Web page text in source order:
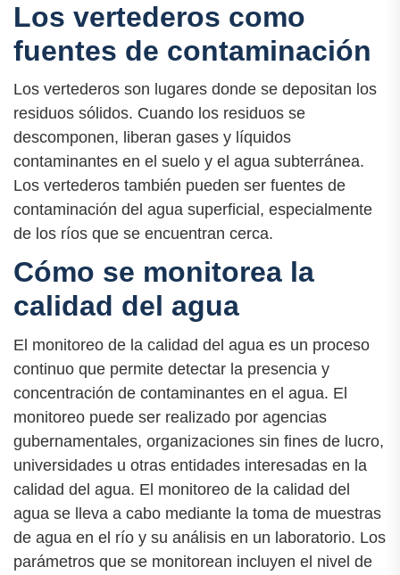
Los vertederos como
fuentes de contaminación
Los vertederos son lugares donde se depositan los
residuos sólidos. Cuando los residuos se
descomponen, liberan gases y líquidos
contaminantes en el suelo y el agua subterránea.
Los vertederos también pueden ser fuentes de
contaminación del agua superficial, especialmente
de los ríos que se encuentran cerca.
Cómo se monitorea la
calidad del agua
El monitoreo de la calidad del agua es un proceso
continuo que permite detectar la presencia y
concentración de contaminantes en el agua. El
monitoreo puede ser realizado por agencias
gubernamentales, organizaciones sin fines de lucro,
universidades u otras entidades interesadas en la
calidad del agua. El monitoreo de la calidad del
agua se lleva a cabo mediante la toma de muestras
de agua en el río y su análisis en un laboratorio. Los
parámetros que se monitorean incluyen el nivel de